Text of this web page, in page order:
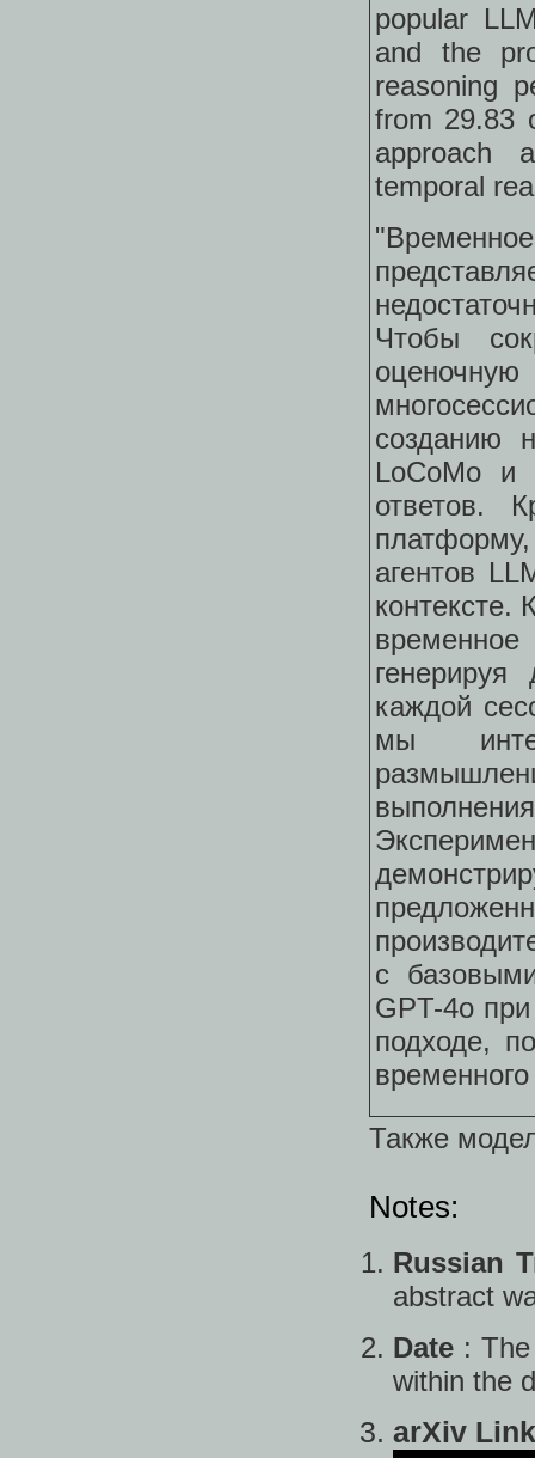
popular
and the
reasoning
from 29.83
approach
temporal
Чтобы
созданию
LoCoMo и
ответов.
агентов
контексте.
каждой
мы
с
GPT-4o
подходе,
Также
Notes:
Russian
abstract
Date :
within the
arXiv